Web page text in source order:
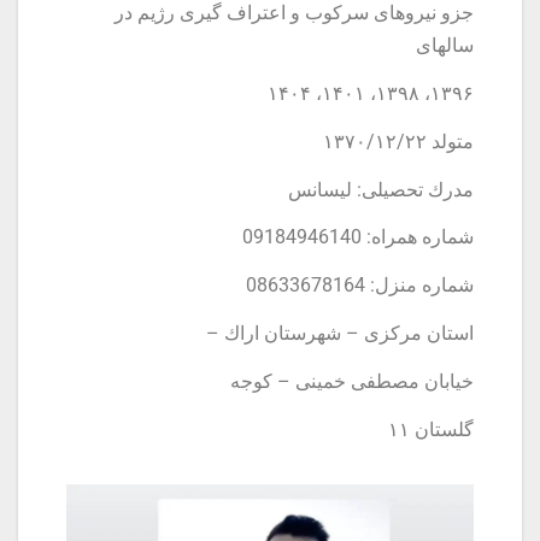
جزو نيروهاى سركوب و اعتراف گیری رژیم در
سالهاى
۱۳۹۶، ۱۳۹۸، ۱۴۰۱، ۱۴۰۴
متولد ١٣٧٠/١٢/٢٢
مدرك تحصيلى: ليسانس
شماره همراه: 09184946140
شماره منزل: 08633678164
استان مركزى – شهرستان اراك –
خيابان مصطفى خمينى – كوجه
گلستان ١١